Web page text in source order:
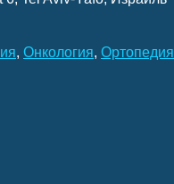
, Онкология, Ортопедия